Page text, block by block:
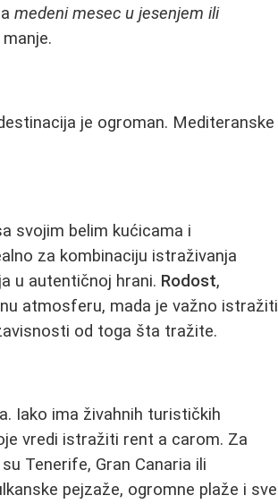
medeni mesec u jesenjem ili
je ogroman. Mediteranske
svojim belim kućicama i
za kombinaciju istraživanja
u autentičnoj hrani. Rodost,
atmosferu, mada je važno istražiti
od toga šta tražite.
Iako ima živahnih turističkih
vredi istražiti rent a carom. Za
Tenerife, Gran Canaria ili
pejzaže, ogromne plaže i sve